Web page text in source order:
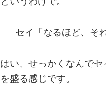
セイ「なるほど、そ
はい、せっかくなんで
を盛る感じです。